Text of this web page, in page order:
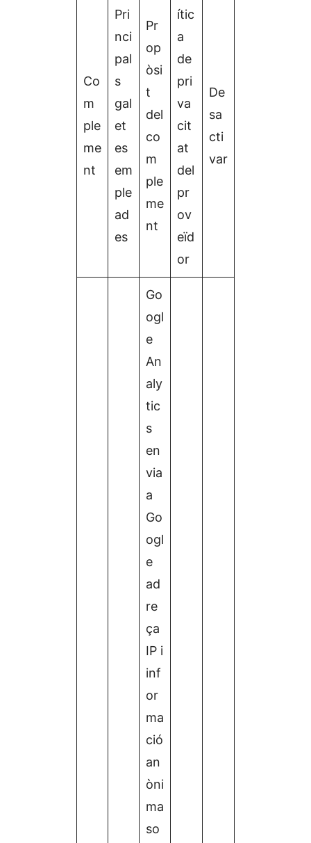
Co
m
ple
me
nt
Pri
nci
pal
s
gal
et
es
em
ple
ad
es
Pr
op
òsi
t
del
co
m
ple
me
nt
ític
a
de
pri
va
cit
at
del
pr
ov
eïd
or
De
sa
cti
var
Go
ogl
e
An
aly
tic
s
en
via
a
Go
ogl
e
ad
re
ça
IP i
inf
or
ma
ció
an
òni
ma
so